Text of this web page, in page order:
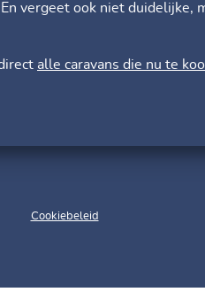
vergeet ook niet duidelijke,
alle caravans die nu te
Cookiebeleid